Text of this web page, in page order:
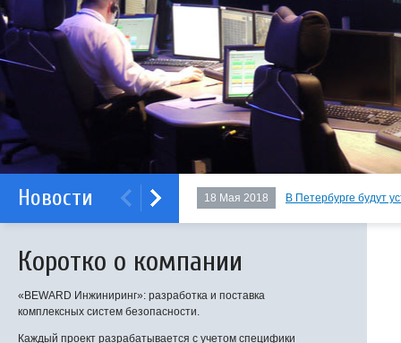
Новости 18 Мая 2018 В Петербурге будут
Коротко о компании
«BEWARD Инжиниринг»: разработка и поставка
комплексных систем безопасности.
Каждый проект разрабатывается с учетом специфики